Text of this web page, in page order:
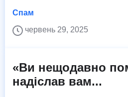
Спам
червень 29, 2025
«Ви нещодавно
надіслав вам...